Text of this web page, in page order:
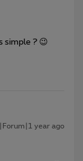
simple ? 😉
year ago